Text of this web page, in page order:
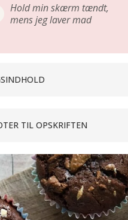
Hold min skærm tændt,
mens jeg laver mad
TIL OPSKRIFTEN